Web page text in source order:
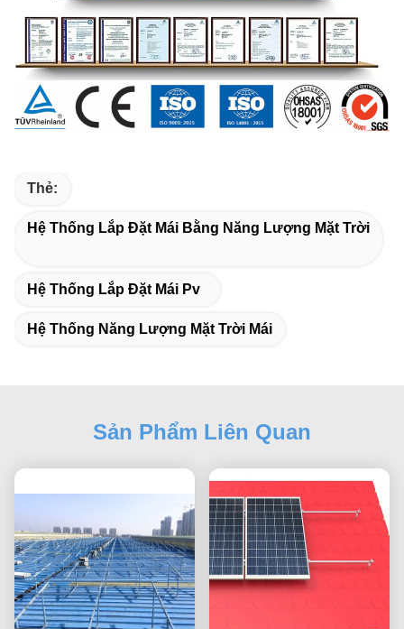
Thẻ:
Hệ Thống Lắp Đặt Mái Bằng Năng Lượng Mặt Trời
Hệ Thống Lắp Đặt Mái Pv
Hệ Thống Năng Lượng Mặt Trời Mái
Sản Phẩm Liên Quan